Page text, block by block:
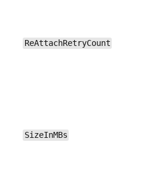
ReAttachRetryCount
SizeInMBs